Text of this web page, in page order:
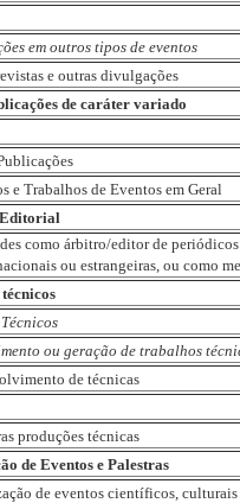
em outros tipos de eventos
e outras divulgações
de caráter variado
e Trabalhos de Eventos em Geral
como árbitro/editor de
ou estrangeiras, ou como
ou geração de trabalhos
de técnicas
técnicas
de Eventos e Palestras
de eventos científicos, culturais